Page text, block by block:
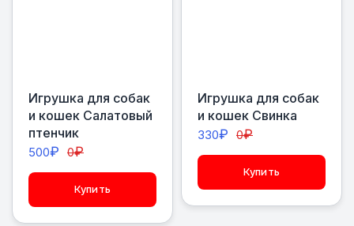
Игрушка для собак
и кошек Салатовый
птенчик
500₽ 0₽
Купить
Игрушка для собак
и кошек Свинка
330₽ 0₽
Купить